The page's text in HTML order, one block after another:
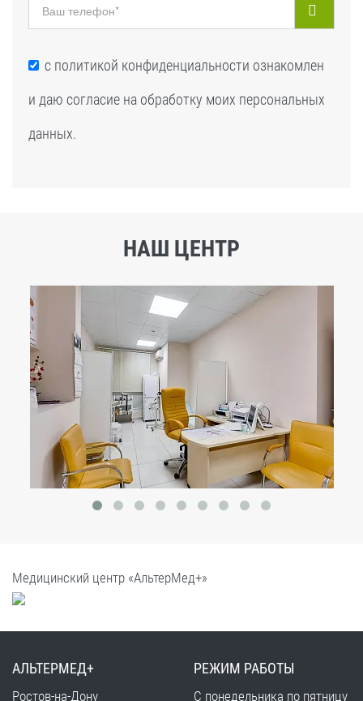
с политикой конфиденциальности ознакомлен
и даю согласие на обработку моих персональных
данных.
НАШ ЦЕНТР
Медицинский центр «АльтерМед+»
АЛЬТЕРМЕД+
Ростов-на-Дону
РЕЖИМ РАБОТЫ
С понедельника по пятницу